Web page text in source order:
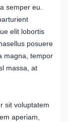
semper eu.
elit lobortis
posuere
magna, tempor
massa, at
sit voluptatem
aperiam,